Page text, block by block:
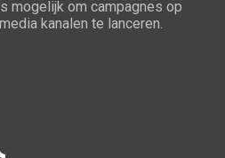
mogelijk om campagnes op
kanalen te lanceren.